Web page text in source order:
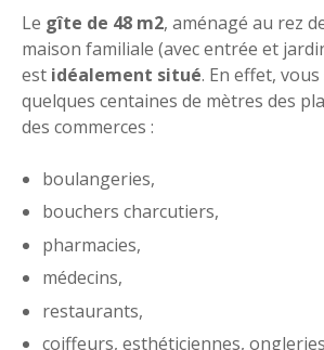
Le gîte de 48 m2, aménagé au rez
maison familiale (avec entrée et
est idéalement situé. En effet,
quelques centaines de mètres des
des commerces :
boulangeries,
bouchers charcutiers,
pharmacies,
médecins,
restaurants,
coiffeurs, esthéticiennes,